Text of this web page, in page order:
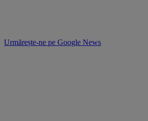
Urmărește-ne pe Google News